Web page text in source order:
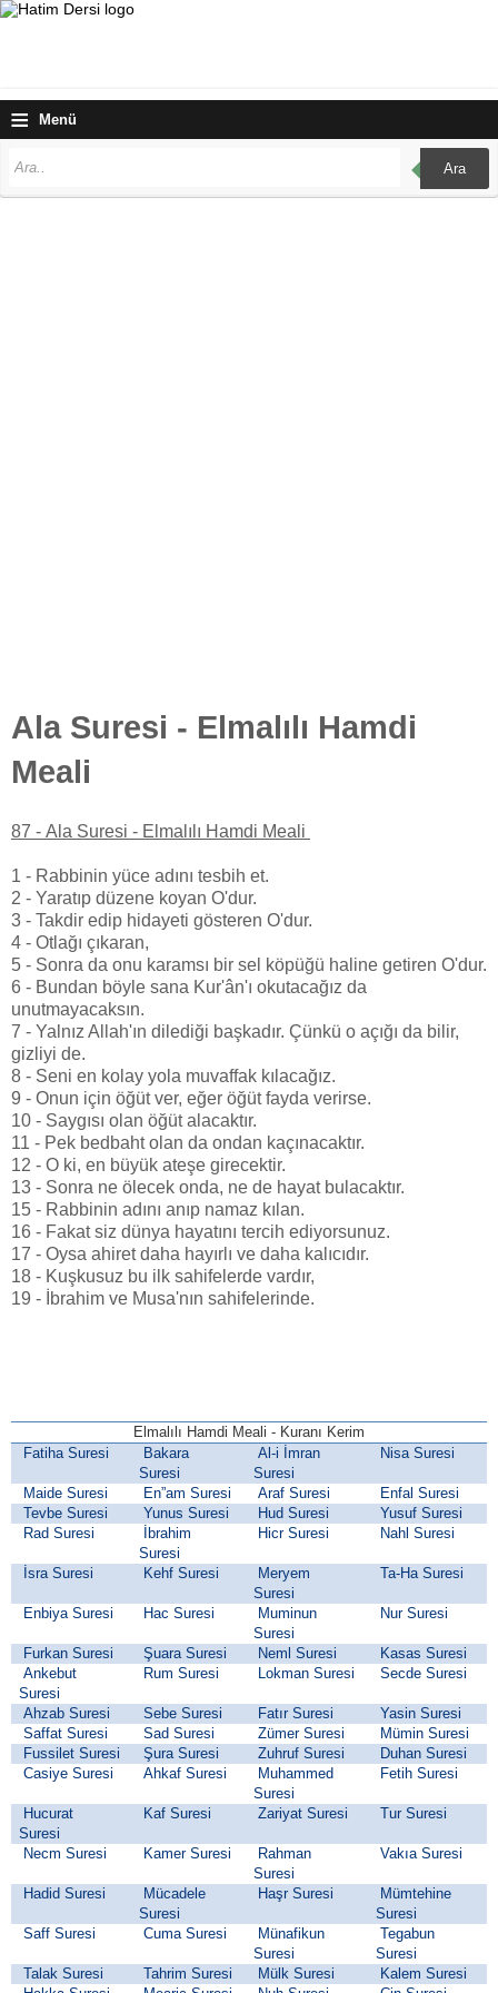
≡ Menü
Ara
Ala Suresi - Elmalılı Hamdi
Meali
87 - Ala Suresi - Elmalılı Hamdi Meali
1 - Rabbinin yüce adını tesbih et.
2 - Yaratıp düzene koyan O'dur.
3 - Takdir edip hidayeti gösteren O'dur.
4 - Otlağı çıkaran,
5 - Sonra da onu karamsı bir sel köpüğü haline getiren O'dur.
6 - Bundan böyle sana Kur'ân'ı okutacağız da
unutmayacaksın.
7 - Yalnız Allah'ın dilediği başkadır. Çünkü o açığı da bilir,
gizliyi de.
8 - Seni en kolay yola muvaffak kılacağız.
9 - Onun için öğüt ver, eğer öğüt fayda verirse.
10 - Saygısı olan öğüt alacaktır.
11 - Pek bedbaht olan da ondan kaçınacaktır.
12 - O ki, en büyük ateşe girecektir.
13 - Sonra ne ölecek onda, ne de hayat bulacaktır.
15 - Rabbinin adını anıp namaz kılan.
16 - Fakat siz dünya hayatını tercih ediyorsunuz.
17 - Oysa ahiret daha hayırlı ve daha kalıcıdır.
18 - Kuşkusuz bu ilk sahifelerde vardır,
19 - İbrahim ve Musa'nın sahifelerinde.
Elmalılı Hamdi Meali - Kuranı Kerim
Fatiha Suresi
Bakara
Suresi
Al-i İmran
Suresi
Nisa Suresi
Maide Suresi En”am Suresi Araf Suresi
Enfal Suresi
Tevbe Suresi
Yunus Suresi Hud Suresi
Yusuf Suresi
Rad Suresi
İbrahim
Suresi
Hicr Suresi Nahl Suresi
İsra Suresi Kehf Suresi
Meryem
Suresi
Ta-Ha Suresi
Enbiya Suresi Hac Suresi
Muminun
Suresi
Nur Suresi
Furkan Suresi Şuara Suresi Neml Suresi
Kasas Suresi
Ankebut
Suresi
Rum Suresi Lokman Suresi Secde Suresi
Ahzab Suresi Sebe Suresi Fatır Suresi
Yasin Suresi
Saffat Suresi
Sad Suresi Zümer Suresi
Mümin Suresi
Fussilet Suresi
Şura Suresi Zuhruf Suresi
Duhan Suresi
Casiye Suresi
Ahkaf Suresi
Muhammed
Suresi
Fetih Suresi
Hucurat
Suresi
Kaf Suresi Zariyat Suresi Tur Suresi
Necm Suresi Kamer Suresi
Rahman
Suresi
Vakıa Suresi
Hadid Suresi
Mücadele
Suresi
Haşr Suresi
Mümtehine
Suresi
Saff Suresi
Cuma Suresi
Münafikun
Suresi
Tegabun
Suresi
Talak Suresi
Tahrim Suresi Mülk Suresi
Kalem Suresi